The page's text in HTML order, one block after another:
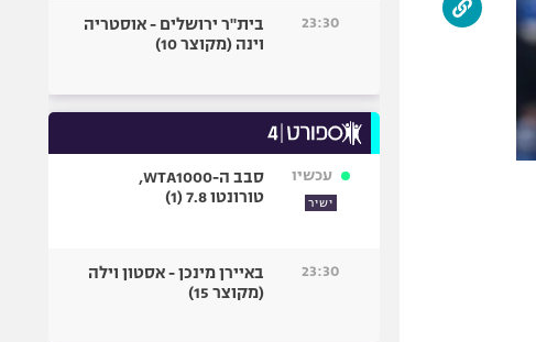
23:30
בית"ר ירושלים - אוסטריה
וינה (מקוצר 10)
עכשיו
ישיר
סבב ה-WTA1000,
טורונטו 7.8 (1)
23:30
באיירן מינכן - אסטון וילה
(מקוצר 15)